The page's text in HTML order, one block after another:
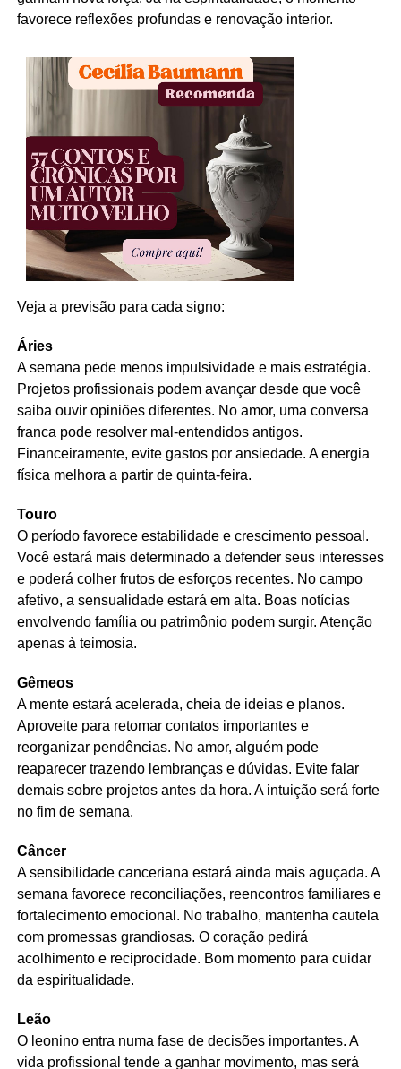
favorece reflexões profundas e renovação interior.
Veja a previsão para cada signo:
Áries
A semana pede menos impulsividade e mais estratégia.
Projetos profissionais podem avançar desde que você
saiba ouvir opiniões diferentes. No amor, uma conversa
franca pode resolver mal-entendidos antigos.
Financeiramente, evite gastos por ansiedade. A energia
física melhora a partir de quinta-feira.
Touro
O período favorece estabilidade e crescimento pessoal.
Você estará mais determinado a defender seus interesses
e poderá colher frutos de esforços recentes. No campo
afetivo, a sensualidade estará em alta. Boas notícias
envolvendo família ou patrimônio podem surgir. Atenção
apenas à teimosia.
Gêmeos
A mente estará acelerada, cheia de ideias e planos.
Aproveite para retomar contatos importantes e
reorganizar pendências. No amor, alguém pode
reaparecer trazendo lembranças e dúvidas. Evite falar
demais sobre projetos antes da hora. A intuição será forte
no fim de semana.
Câncer
A sensibilidade canceriana estará ainda mais aguçada. A
semana favorece reconciliações, reencontros familiares e
fortalecimento emocional. No trabalho, mantenha cautela
com promessas grandiosas. O coração pedirá
acolhimento e reciprocidade. Bom momento para cuidar
da espiritualidade.
Leão
O leonino entra numa fase de decisões importantes. A
vida profissional tende a ganhar movimento, mas será